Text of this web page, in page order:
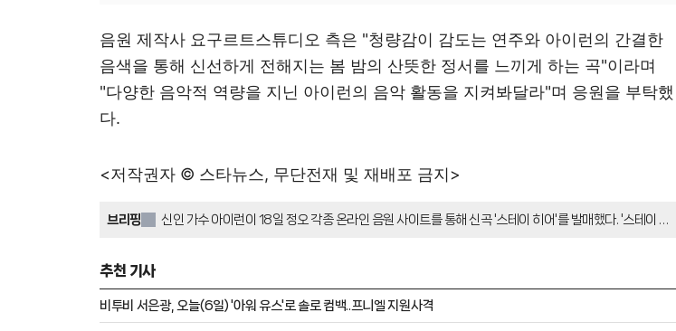
음원 제작사 요구르트스튜디오 측은 "청량감이 감도는 연주와 아이런의 간결한
음색을 통해 신선하게 전해지는 봄 밤의 산뜻한 정서를 느끼게 하는 곡"이라며
"다양한 음악적 역량을 지닌 아이런의 음악 활동을 지켜봐달라"며 응원을 부탁했
다.
<저작권자 © 스타뉴스, 무단전재 및 재배포 금지>
브리핑
신인 가수 아이런이 18일 정오 각종 온라인 음원 사이트를 통해 신곡 '스테이 히어'를 발매했다. '스테이 히
추천 기사
비투비 서은광, 오늘(6일) '아워 유스'로 솔로 컴백..프니엘 지원사격